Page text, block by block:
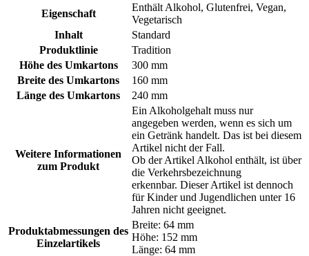
Eigenschaft
Enthält Alkohol, Glutenfrei, Vegan,
Vegetarisch
Inhalt
Standard
Produktlinie
Tradition
Höhe des Umkartons
300 mm
Breite des Umkartons
160 mm
Länge des Umkartons
240 mm
Weitere Informationen
zum Produkt
Ein Alkoholgehalt muss nur
angegeben werden, wenn es sich um
ein Getränk handelt. Das ist bei diesem
Artikel nicht der Fall.
Ob der Artikel Alkohol enthält, ist über
die Verkehrsbezeichnung
erkennbar. Dieser Artikel ist dennoch
für Kinder und Jugendlichen unter 16
Jahren nicht geeignet.
Produktabmessungen des
Einzelartikels
Breite: 64 mm
Höhe: 152 mm
Länge: 64 mm